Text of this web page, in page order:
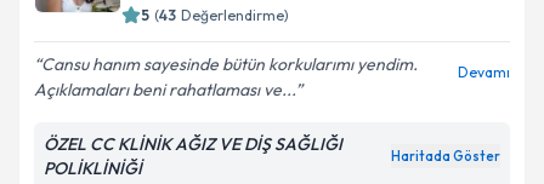
5 (43 Değerlendirme)
Cansu hanım sayesinde bütün korkularımı yendim.
Açıklamaları beni rahatlaması ve...
Devamı
ÖZEL CC KLİNİK AĞIZ VE DİŞ SAĞLIĞI
POLİKLİNİĞİ
Haritada Göster